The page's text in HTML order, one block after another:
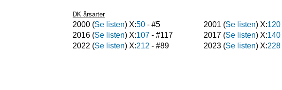
DK årsarter
2000 (Se listen) X:50 - #5 2001 (Se listen) X:120
2016 (Se listen) X:107 - #117 2017 (Se listen) X:140
2022 (Se listen) X:212 - #89 2023 (Se listen) X:228